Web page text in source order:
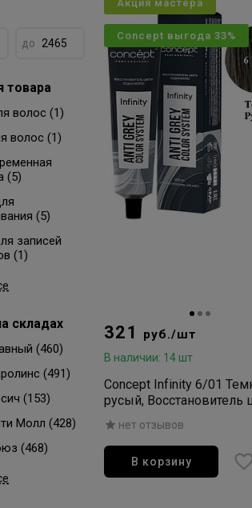
до
товара
волос (1)
волос (1)
(5)
(5)
записей
(1)
складах
(460)
(491)
(153)
Молл (428)
(468)
321 руб./шт
В наличии: 14 шт
Concept Infinity 6/01
русый, Восстановитель
седых волос с
Grey, 100мл
нет отзывов
В корзину
Акция мастера
Concept выгода 33%